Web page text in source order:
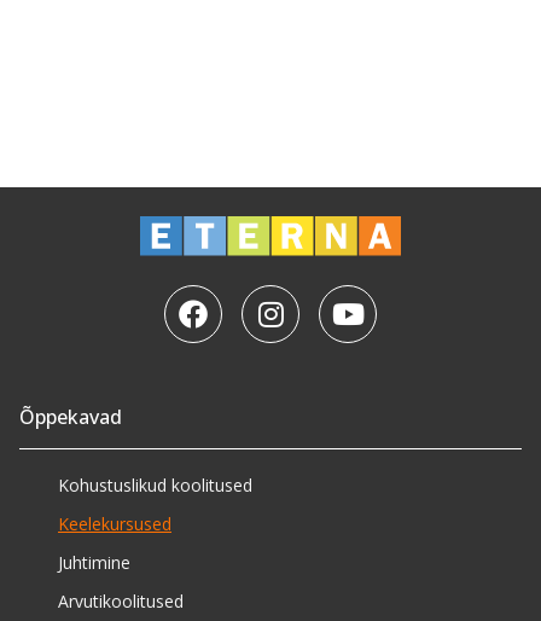
Õppekavad
Kohustuslikud koolitused
Keelekursused
Juhtimine
Arvutikoolitused